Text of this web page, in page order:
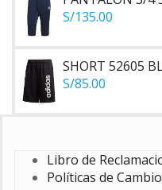
S/135.00
SHORT 52605
S/85.00
Libro de
Políticas de